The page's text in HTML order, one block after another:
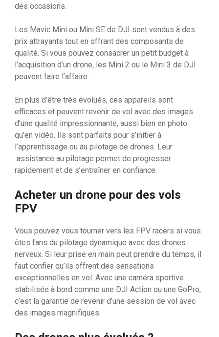
des occasions.
Les Mavic Mini ou Mini SE de DJI sont vendus à des
prix attrayants tout en offrant des composants de
qualité. Si vous pouvez consacrer un petit budget à
l’acquisition d’un drone, les Mini 2 ou le Mini 3 de DJI
peuvent faire l’affaire.
En plus d’être très évolués, ces appareils sont
efficaces et peuvent revenir de vol avec des images
d’une qualité impressionnante, aussi bien en photo
qu’en vidéo. Ils sont parfaits pour s’initier à
l’apprentissage ou au pilotage de drones. Leur
assistance au pilotage permet de progresser
rapidement et de s’entraîner en confiance.
Acheter un drone pour des vols
FPV
Vous pouvez vous tourner vers les FPV racers si vous
êtes fans du pilotage dynamique avec des drones
nerveux. Si leur prise en main peut prendre du temps, il
faut confier qu’ils offrent des sensations
exceptionnelles en vol. Avec une caméra sportive
stabilisée à bord comme une DJI Action ou une GoPro,
c’est la garantie de revenir d’une session de vol avec
des images magnifiques.